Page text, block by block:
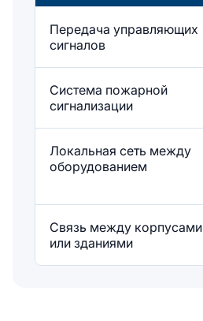
Передача управляющих
сигналов
Система пожарной
сигнализации
Локальная сеть между
оборудованием
Связь между корпусами
или зданиями